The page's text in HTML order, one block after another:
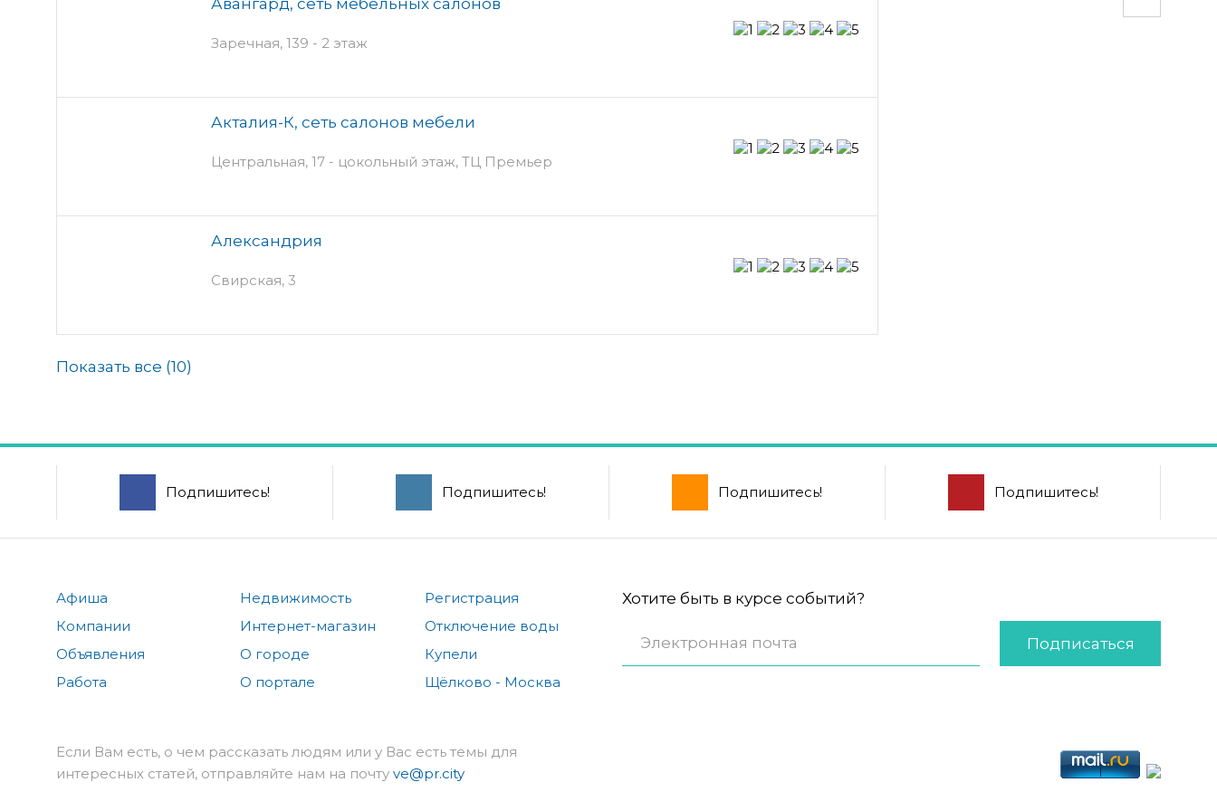
Заречная, 139 - 2 этаж
Акталия-К, сеть салонов мебели
Центральная, 17 - цокольный этаж, ТЦ Премьер
Александрия
Свирская, 3
Показать все (10)
Подпишитесь! Подпишитесь! Подпишитесь! Подпишитесь!
Афиша
Компании
Объявления
Работа
Недвижимость
Интернет-магазин
О городе
О портале
Регистрация
Отключение воды
Купели
Щёлково - Москва
Хотите быть в курсе событий?
Подписаться
Если Вам есть, о чем рассказать людям или у Вас есть темы для
интересных статей, отправляйте нам на почту ve@pr.city